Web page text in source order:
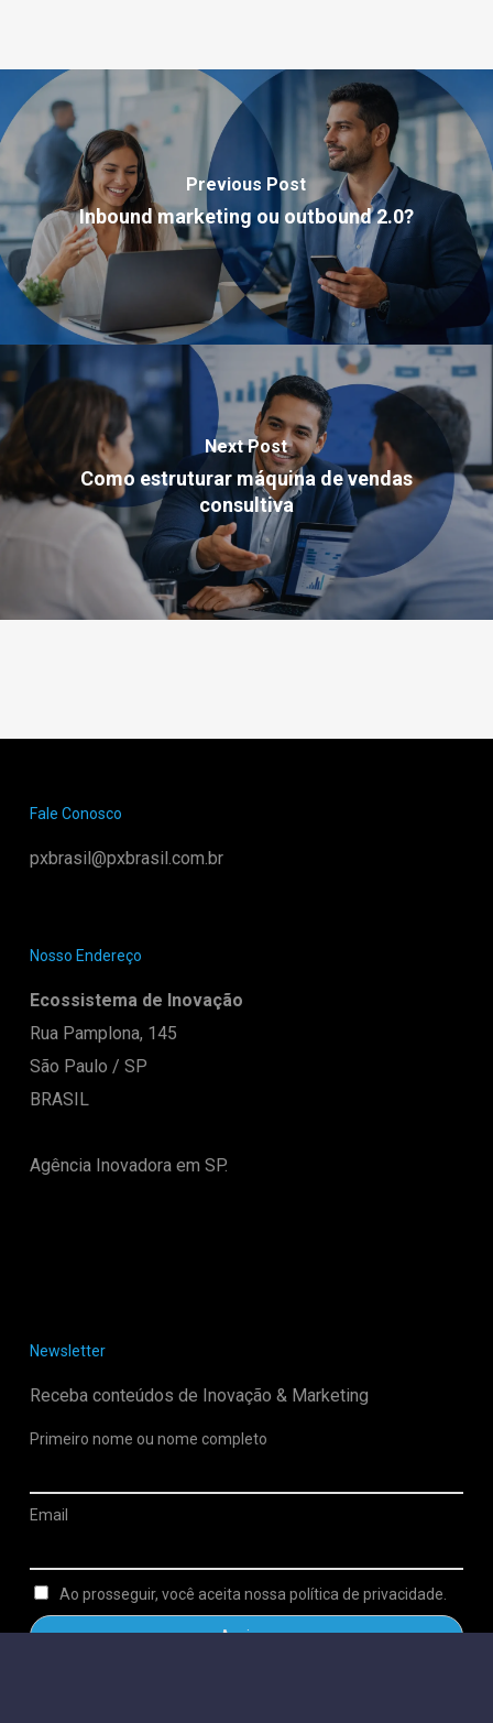
Previous Post
Inbound marketing ou outbound 2.0?
Next Post
Como estruturar máquina de vendas
consultiva
Fale Conosco
pxbrasil@pxbrasil.com.br
Nosso Endereço
Ecossistema de Inovação
Rua Pamplona, 145
São Paulo / SP
BRASIL
Agência Inovadora em SP.
Newsletter
Receba conteúdos de Inovação & Marketing
Primeiro nome ou nome completo
Email
Ao prosseguir, você aceita nossa política de privacidade.